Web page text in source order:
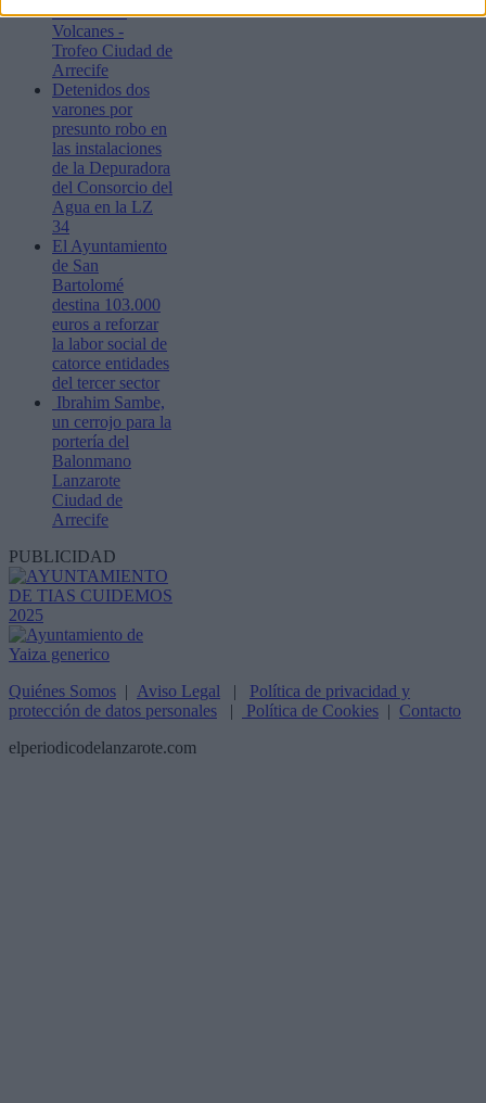
Isla de Los
Volcanes -
Trofeo Ciudad de
Arrecife
Detenidos dos
varones por
presunto robo en
las instalaciones
de la Depuradora
del Consorcio del
Agua en la LZ
34
El Ayuntamiento
de San
Bartolomé
destina 103.000
euros a reforzar
la labor social de
catorce entidades
del tercer sector
Ibrahim Sambe,
un cerrojo para la
portería del
Balonmano
Lanzarote
Ciudad de
Arrecife
PUBLICIDAD
Quiénes Somos | Aviso Legal | Política de privacidad y
protección de datos personales | Política de Cookies | Contacto
elperiodicodelanzarote.com